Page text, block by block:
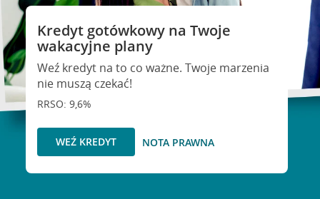
Kredyt gotówkowy na Twoje
wakacyjne plany
Weź kredyt na to co ważne. Twoje marzenia
nie muszą czekać!
RRSO: 9,6%
WEŹ KREDYT NOTA PRAWNA